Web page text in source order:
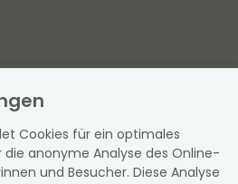
Cookies für ein optimales
anonyme Analyse des Online-
und Besucher. Diese Analyse